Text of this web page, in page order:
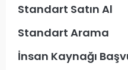
Standart Satın Al
Standart Arama
İnsan Kaynağı